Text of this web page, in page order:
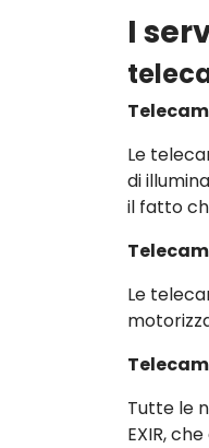
I
Le
di
il fatto
Le
Tutte le
EXIR,